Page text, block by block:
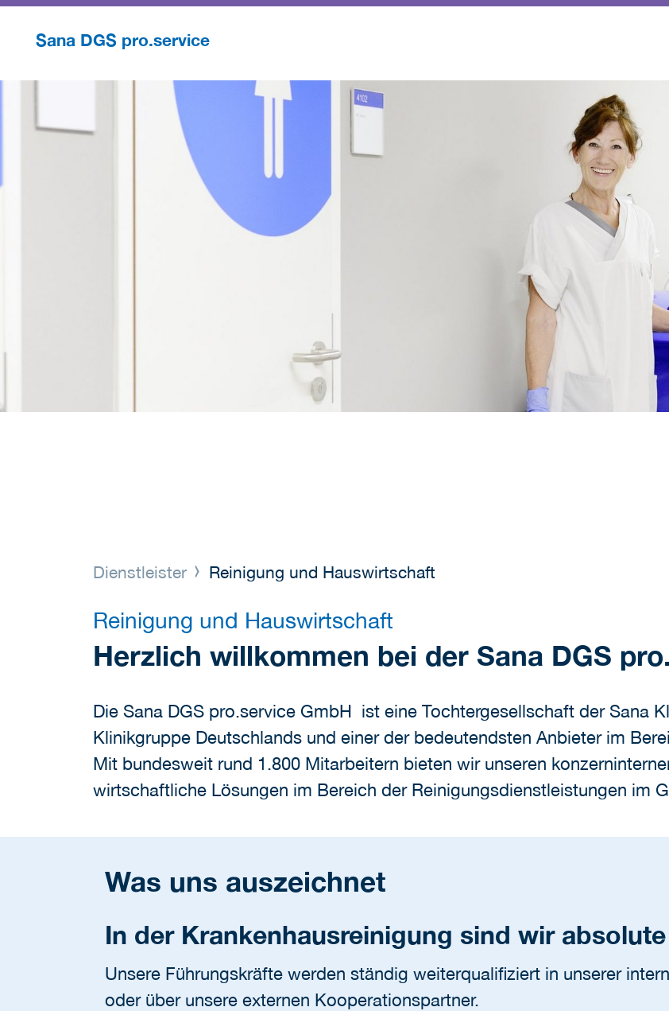
Sana DGS pro.service
Dienstleister Reinigung und Hauswirtschaft
Reinigung und Hauswirtschaft
Herzlich willkommen bei der Sana DGS
Die Sana DGS pro.service GmbH ist eine Tochtergesellschaft der Sana
Klinikgruppe Deutschlands und einer der bedeutendsten Anbieter im
Mit bundesweit rund 1.800 Mitarbeitern bieten wir unseren
wirtschaftliche Lösungen im Bereich der Reinigungsdienstleistungen im
Was uns auszeichnet
In der Krankenhausreinigung sind wir
Unsere Führungskräfte werden ständig weiterqualifiziert in unserer
oder über unsere externen Kooperationspartner.